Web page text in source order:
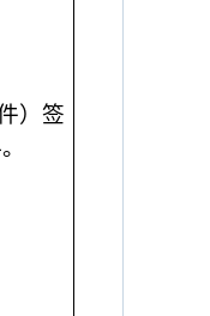
）签